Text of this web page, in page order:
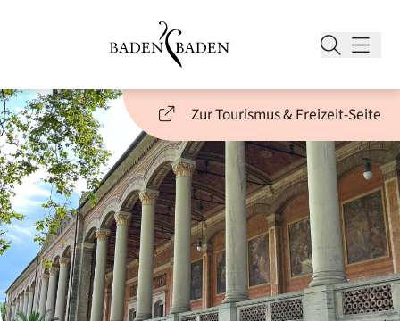
Zur Tourismus & Freizeit-Seite